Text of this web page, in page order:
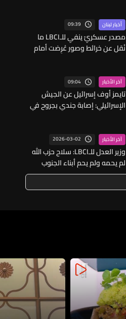
أخبار لبنان 09:39
مصدر عسكريّ ينفي للـLBCI ما
نُقل عن خرائط وصور عُرِضت أمام
آخر الأخبار 09:04
تايمز أوف إسرائيل عن الجيش
الإسرائيلي: إصابة جندي بجروح في
آخر الأخبار 2026-03-02
وزير العدل للـLBCI: سلاح حزب الله
لم يحمه ولم يحمِ أبناء الجنوب
والبقاع وسلاحه يجلب الويلات